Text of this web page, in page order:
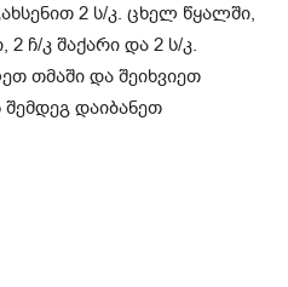
2 ს/კ. ცხელ წყალში,
ჩ/კ შაქარი და 2 ს/კ.
თმაში და შეიხვიეთ
დაიბანეთ